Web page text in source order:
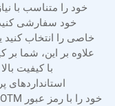
خود سفارشی
خاصی را انتخاب
علاوه بر این، شما
استانداردهای